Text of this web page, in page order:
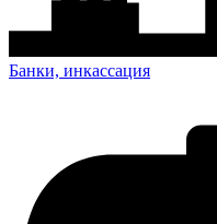
Банки, инкассация